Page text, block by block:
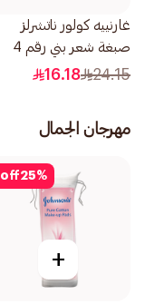
غارنييه كولور ناتشرلز
صبغة شعر بني رقم 4
1قطعة
24.15
16.18
مهرجان الجمال
25%
off
+